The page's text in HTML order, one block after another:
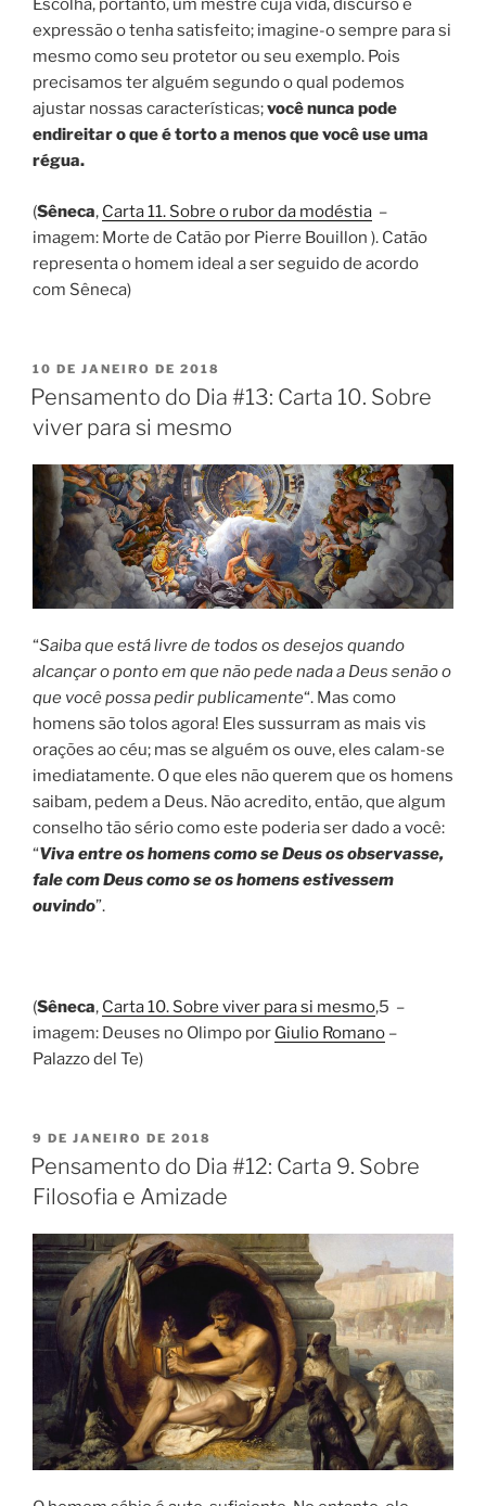
Escolha, portanto, um mestre cuja vida, discurso e
expressão o tenha satisfeito; imagine-o sempre para si
mesmo como seu protetor ou seu exemplo. Pois
precisamos ter alguém segundo o qual podemos
ajustar nossas características;você nunca pode
endireitar o que é torto a menos que você use uma
régua.
(Sêneca, Carta 11. Sobre o rubor da modéstia –
imagem: Morte de Catão por Pierre Bouillon ). Catão
representa o homem ideal a ser seguido de acordo
com Sêneca)
PUBLICADO
EM
10 DE JANEIRO DE 2018
Pensamento do Dia #13: Carta 10. Sobre
viver para si mesmo
“Saiba que está livre de todos os desejos quando
alcançar o ponto em que não pede nada a Deus senão o
que você possa pedir publicamente“. Mas como
homens são tolos agora! Eles sussurram as mais vis
orações ao céu; mas se alguém os ouve, eles calam-se
imediatamente. O que eles não querem que os homens
saibam, pedem a Deus. Não acredito, então, que algum
conselho tão sério como este poderia ser dado a você:
“Viva entre os homens como se Deus os observasse,
fale com Deus como se os homens estivessem
ouvindo”.
(Sêneca, Carta 10. Sobre viver para si mesmo,5 –
imagem: Deuses no Olimpo por Giulio Romano –
Palazzo del Te)
PUBLICADO
EM
9 DE JANEIRO DE 2018
Pensamento do Dia #12: Carta 9. Sobre
Filosofia e Amizade